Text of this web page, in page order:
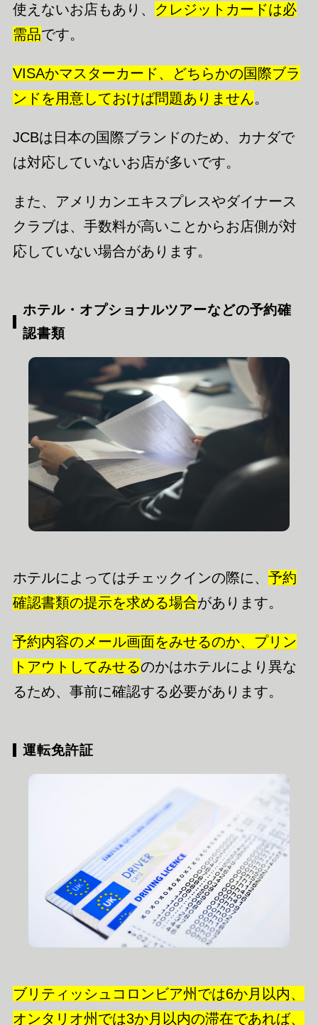
使えないお店もあり、 クレジットカードは必
需品です。
VISAかマスターカード、どちらかの国際ブラ
ンドを用意しておけば問題ありません。
JCBは日本の国際ブランドのため、カナダで
は対応していないお店が多いです。
また、アメリカンエキスプレスやダイナース
クラブは、手数料が高いことからお店側が対
応していない場合があります。
ホテル・オプショナルツアーなどの予約確
認書類
ホテルによってはチェックインの際に、 予約
確認書類の提示を求める場合があります。
予約内容のメール画面をみせるのか、プリン
トアウトしてみせるのかはホテルにより異な
るため、事前に確認する必要があります。
運転免許証
ブリティッシュコロンビア州では6か月以内、
オンタリオ州では3か月以内の滞在であれば、